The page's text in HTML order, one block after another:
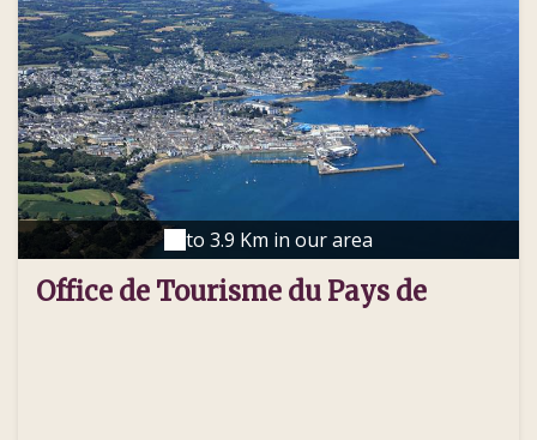
to 3.9 Km in our area
Office de Tourisme du Pays de